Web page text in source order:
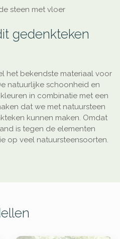
steen met vloer
gedenkteken
het bekendste materiaal voor
natuurlijke schoonheid en
in combinatie met een
dat we met natuursteen
kunnen maken. Omdat
is tegen de elementen
op veel natuursteensoorten.